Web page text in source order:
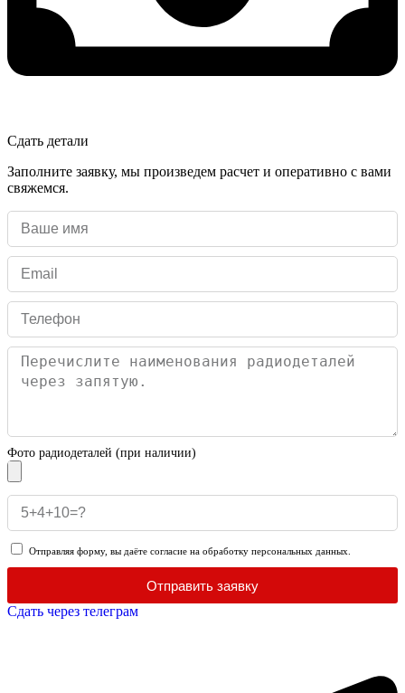
Сдать детали
Заполните заявку, мы произведем расчет и оперативно с вами
свяжемся.
Фото радиодеталей (при наличии)
Отправляя форму, вы даёте согласие на обработку персональных данных.
Отправить заявку
Сдать через телеграм